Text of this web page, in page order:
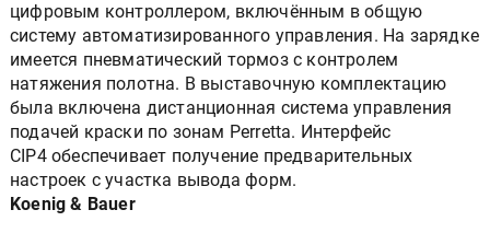
цифровым контроллером, включённым в общую
систему автоматизированного управления. На зарядке
имеется пневматический тормоз с контролем
натяжения полотна. В выставочную комплектацию
была включена дистанционная система управления
подачей краски по зонам Perretta. Интерфейс
CIP4 обеспечивает получение предварительных
настроек с участка вывода форм.
Koenig & Bauer